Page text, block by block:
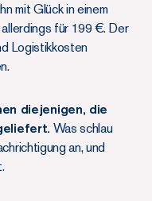
mit Glück in einem
für 199 €. Der
Logistikkosten
diejenigen, die
Was schlau
an, und